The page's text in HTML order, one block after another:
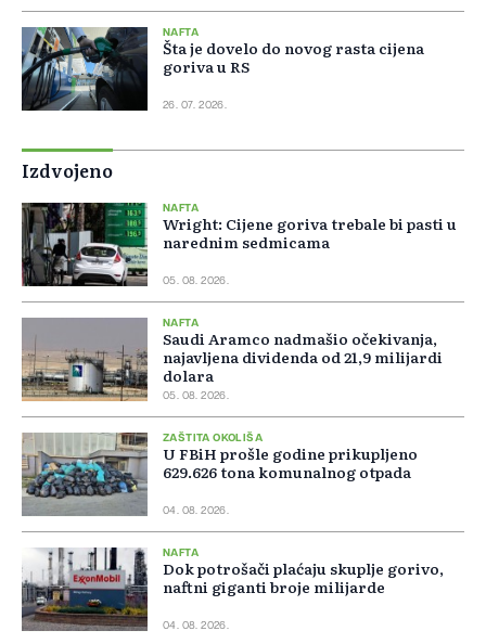
NAFTA
Šta je dovelo do novog rasta cijena
goriva u RS
26. 07. 2026.
Izdvojeno
NAFTA
Wright: Cijene goriva trebale bi pasti u
narednim sedmicama
05. 08. 2026.
NAFTA
Saudi Aramco nadmašio očekivanja,
najavljena dividenda od 21,9 milijardi
dolara
05. 08. 2026.
ZAŠTITA OKOLIŠA
U FBiH prošle godine prikupljeno
629.626 tona komunalnog otpada
04. 08. 2026.
NAFTA
Dok potrošači plaćaju skuplje gorivo,
naftni giganti broje milijarde
04. 08. 2026.